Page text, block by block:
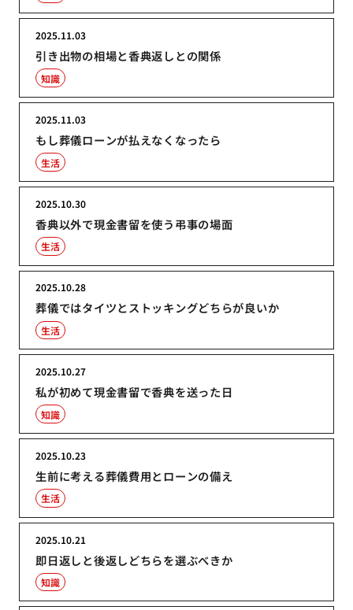
引き出物の相場と香典返しとの関係
2025.11.03
知識
もし葬儀ローンが払えなくなったら
2025.11.03
生活
香典以外で現金書留を使う弔事の場面
2025.10.30
生活
葬儀ではタイツとストッキングどちらが良いか
2025.10.28
生活
私が初めて現金書留で香典を送った日
2025.10.27
知識
生前に考える葬儀費用とローンの備え
2025.10.23
生活
即日返しと後返しどちらを選ぶべきか
2025.10.21
知識